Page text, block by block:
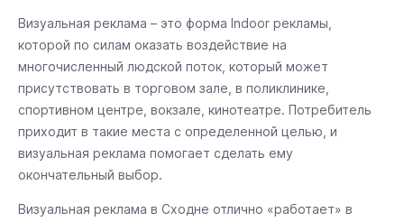
Визуальная реклама – это форма Indoor рекламы,
которой по силам оказать воздействие на
многочисленный людской поток, который может
присутствовать в торговом зале, в поликлинике,
спортивном центре, вокзале, кинотеатре. Потребитель
приходит в такие места с определенной целью, и
визуальная реклама помогает сделать ему
окончательный выбор.
Визуальная реклама в Сходне отлично «работает» в